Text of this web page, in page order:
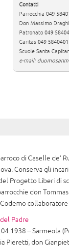
Contatti
Parrocchia 049
Don Massimo
Patronato 049
Caritas 049 5840401
Scuole Santa
e-mail:
di Caselle de’
Conserva gli
Progetto Liberi di
don
Padre
– Sarmeola
Pieretti, don